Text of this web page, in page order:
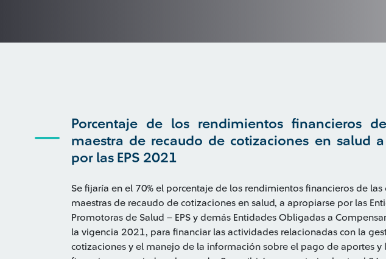
Porcentaje de los rendimientos financieros
maestra de recaudo de cotizaciones en salud
por las EPS 2021
Se fijaría en el 70% el porcentaje de los rendimientos financieros de las
maestras de recaudo de cotizaciones en salud, a apropiarse por las
Promotoras de Salud – EPS y demás Entidades Obligadas a
la vigencia 2021, para financiar las actividades relacionadas con la
cotizaciones y el manejo de la información sobre el pago de aportes y